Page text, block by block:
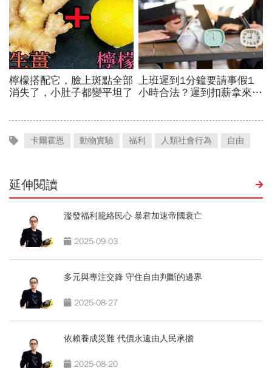
卡爾霍恩 動物實驗 福利 人類社會行為 自由
延伸閱讀
濫發福利籠絡民心 暴君加速帝國衰亡
2025-09-03
多元與專注交鋒 守住自由判斷的邊界
2025-08-27
依賴養成災難 代價永遠由人民承擔
2025-08-20